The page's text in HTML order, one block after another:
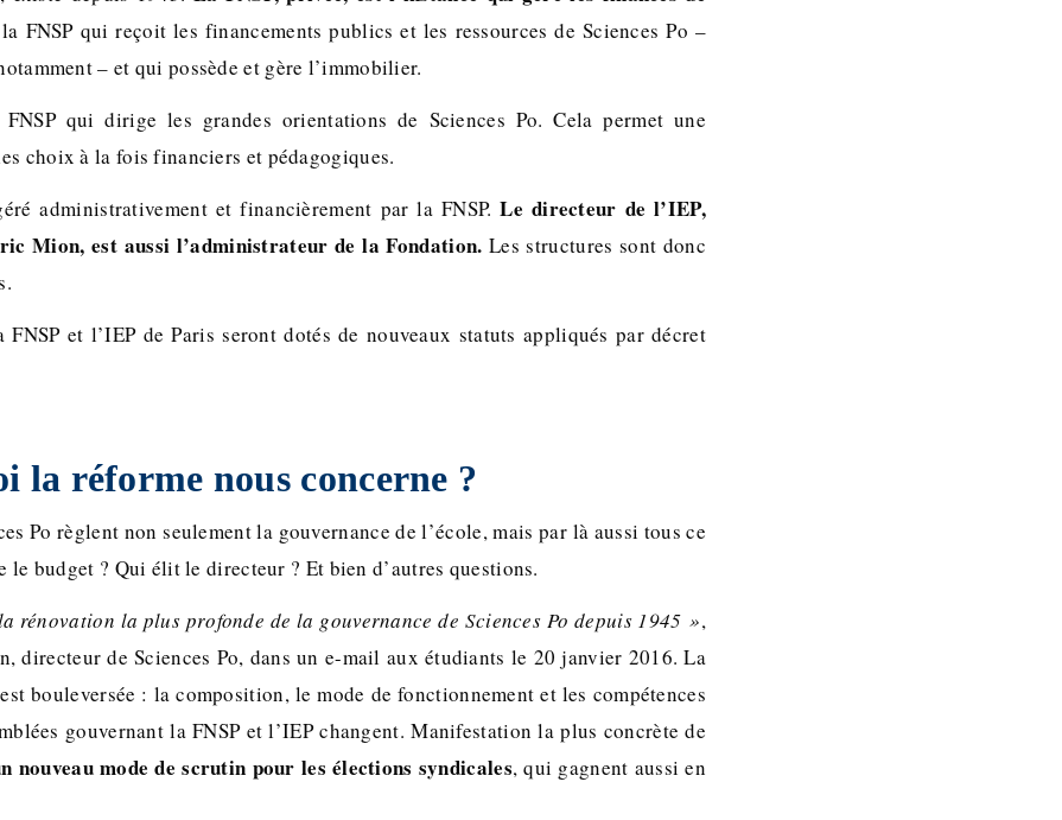
la FNSP qui reçoit les financements publics et les ressources de Sciences Po –
– et qui possède et gère l’immobilier.
qui dirige les grandes orientations de Sciences Po. Cela permet une
choix à la fois financiers et pédagogiques.
administrativement et financièrement par la FNSP.Le directeur de l’IEP,
Mion, est aussi l’administrateur de la Fondation. Les structures sont donc
FNSP et l’IEP de Paris seront dotés de nouveaux statuts appliqués par décret
la réforme nous concerne ?
Po règlent non seulement la gouvernance de l’école, mais par là aussi tous ce
le budget ? Qui élit le directeur ? Et bien d’autres questions.
rénovation la plus profonde de la gouvernance de Sciences Po depuis 1945 »,
directeur de Sciences Po, dans un e-mail aux étudiants le 20 janvier 2016. La
bouleversée : la composition, le mode de fonctionnement et les compétences
gouvernant la FNSP et l’IEP changent. Manifestation la plus concrète de
nouveau mode de scrutin pour les élections syndicales, qui gagnent aussi en